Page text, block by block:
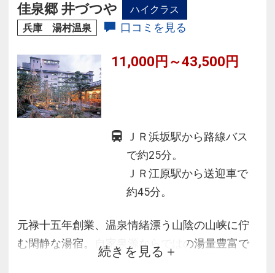
佳泉郷 井づつや
ハイクラス
兵庫 湯村温泉
口コミを見る
11,000円～43,500円
ＪＲ浜坂駅から路線バス
で約25分。
ＪＲ江原駅から送迎車で
約45分。
元禄十五年創業、温泉情緒漂う山陰の山峡に佇
む閑静な湯宿。自家泉源ならではの湯量豊富で
効能豊かな柔らかな温泉を八つの湯処でお楽し
続きを見る